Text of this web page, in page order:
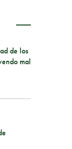
de los
mal